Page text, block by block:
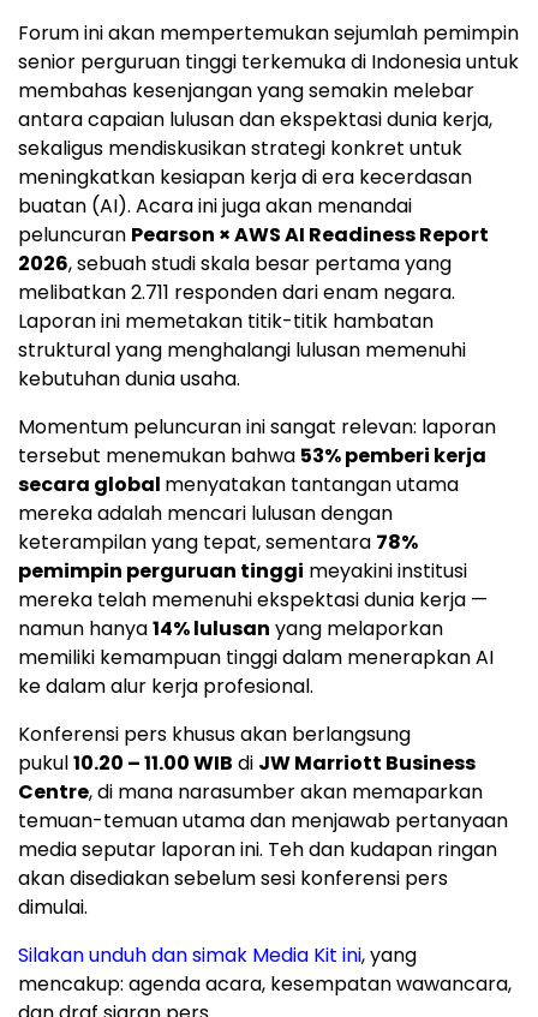
Forum ini akan mempertemukan sejumlah pemimpin
senior perguruan tinggi terkemuka di Indonesia untuk
membahas kesenjangan yang semakin melebar
antara capaian lulusan dan ekspektasi dunia kerja,
sekaligus mendiskusikan strategi konkret untuk
meningkatkan kesiapan kerja di era kecerdasan
buatan (AI). Acara ini juga akan menandai
peluncuran Pearson × AWS AI Readiness Report
2026, sebuah studi skala besar pertama yang
melibatkan 2.711 responden dari enam negara.
Laporan ini memetakan titik-titik hambatan
struktural yang menghalangi lulusan memenuhi
kebutuhan dunia usaha.
Momentum peluncuran ini sangat relevan: laporan
tersebut menemukan bahwa 53% pemberi kerja
secara global menyatakan tantangan utama
mereka adalah mencari lulusan dengan
keterampilan yang tepat, sementara 78%
pemimpin perguruan tinggi meyakini institusi
mereka telah memenuhi ekspektasi dunia kerja —
namun hanya14% lulusan yang melaporkan
memiliki kemampuan tinggi dalam menerapkan AI
ke dalam alur kerja profesional.
Konferensi pers khusus akan berlangsung
pukul10.20 – 11.00 WIB di JW Marriott Business
Centre, di mana narasumber akan memaparkan
temuan-temuan utama dan menjawab pertanyaan
media seputar laporan ini. Teh dan kudapan ringan
akan disediakan sebelum sesi konferensi pers
dimulai.
Silakan unduh dan simak Media Kit ini, yang
mencakup: agenda acara, kesempatan wawancara,